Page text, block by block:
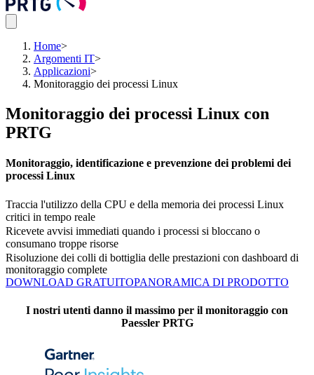
Home>
Argomenti IT>
Applicazioni>
Monitoraggio dei processi Linux
Monitoraggio dei processi Linux con
PRTG
Monitoraggio, identificazione e prevenzione dei problemi dei
processi Linux
Traccia l'utilizzo della CPU e della memoria dei processi Linux
critici in tempo reale
Ricevete avvisi immediati quando i processi si bloccano o
consumano troppe risorse
Risoluzione dei colli di bottiglia delle prestazioni con dashboard di
monitoraggio complete
DOWNLOAD GRATUITOPANORAMICA DI PRODOTTO
I nostri utenti danno il massimo per il monitoraggio con
Paessler PRTG